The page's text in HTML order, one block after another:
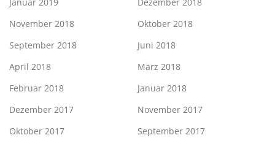
Januar 2019
Dezember 2018
November 2018
Oktober 2018
September 2018
Juni 2018
April 2018
März 2018
Februar 2018
Januar 2018
Dezember 2017
November 2017
Oktober 2017
September 2017